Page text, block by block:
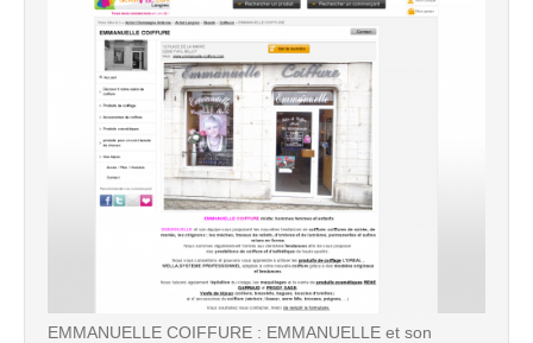
EMMANUELLE COIFFURE : EMMANUELLE et son